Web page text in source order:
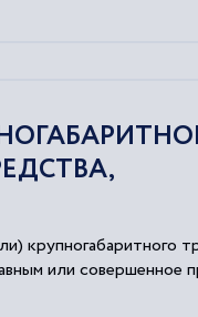
крупногабаритного
или совершенное